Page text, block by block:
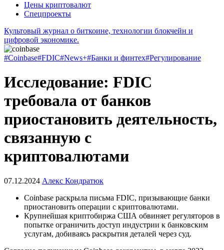
Цены криптовалют
Спецпроекты
Культовый журнал о биткоине, технологии блокчейн и
цифровой экономике.
#Coinbase#FDIC#News+#Банки и финтех#Регулирование
Исследование: FDIC
требовала от банков
приостановить деятельность,
связанную с
криптовалютами
07.12.2024 Алекс Кондратюк
Coinbase раскрыла письма FDIC, призывающие банки
приостановить операции с криптовалютами.
Крупнейшая криптобиржа США обвиняет регуляторов в
попытке ограничить доступ индустрии к банковским
услугам, добиваясь раскрытия деталей через суд.